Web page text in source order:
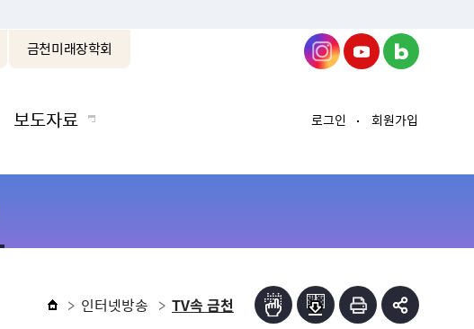
금천미래장학회
보도자료 로그인 회원가입
인터넷방송 TV속 금천